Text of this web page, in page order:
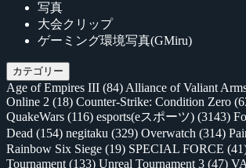
写真
大会クリップ
ゲーミング環境写真(GMiru)
カテゴリー
Age of Empires III (84) Alliance of Valiant
Online 2 (18) Counter-Strike: Condition Zero
QuakeWars (116) esports(eスポーツ) (3143)
Dead (154) negitaku (329) Overwatch (314)
Rainbow Six Siege (19) SPECIAL FORCE
Tournament (133) Unreal Tournament 3 (47)